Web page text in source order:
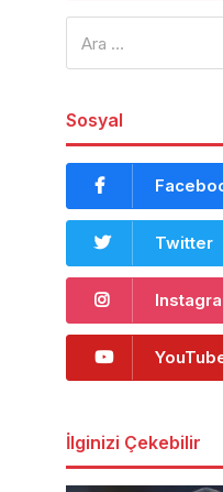
Sosyal
Twitter
İlginizi Çekebilir